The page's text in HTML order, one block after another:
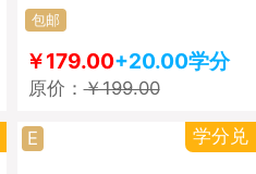
包邮
￥179.00+20.00学分
原价：￥199.00
E 学分兑